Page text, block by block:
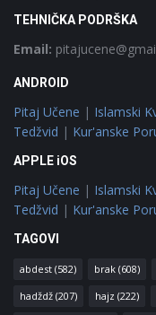
TEHNIČKA PODRŠKA
Email:
ANDROID
Pitaj Učene | Islamski
Tedžvid | Kur'anske
APPLE iOS
Pitaj Učene | Islamski
Tedžvid | Kur'anske
TAGOVI
abdest (582) brak (608)
hadždž (207) hajz (222)